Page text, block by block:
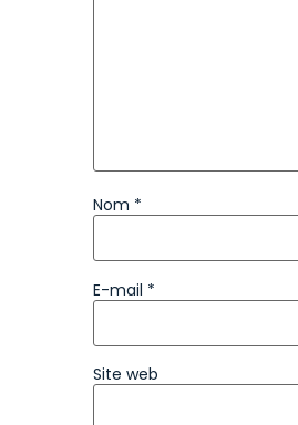
Nom *
E-mail *
Site web